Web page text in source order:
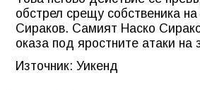
обстрел срещу собственика
Сираков. Самият Наско
оказа под яростните атаки на
Източник: Уикенд